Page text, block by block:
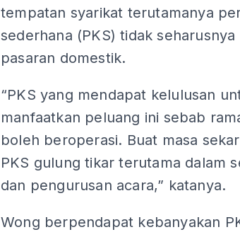
tempatan syarikat terutamanya
sederhana (PKS) tidak
pasaran domestik.
“PKS yang mendapat kelulusan
manfaatkan peluang ini sebab
boleh beroperasi. Buat masa
PKS gulung tikar terutama dalam
dan pengurusan acara,” katanya.
Wong berpendapat kebanyakan